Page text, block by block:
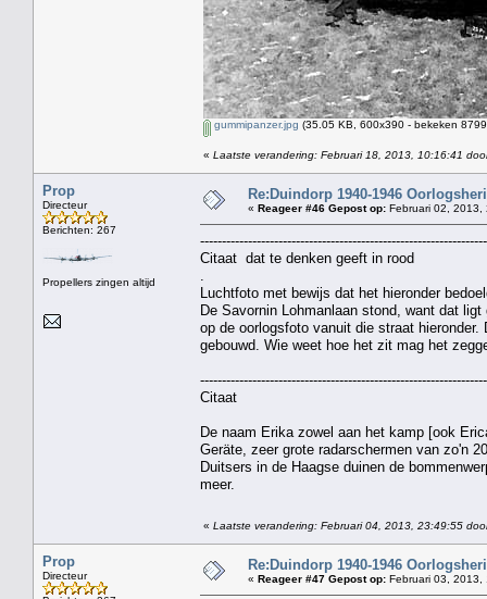
gummipanzer.jpg (35.05 KB, 600x390 - bekeken
« Laatste verandering: Februari 18, 2013, 10:16:41
Prop
Directeur
Berichten: 267
Propellers zingen altijd
Re:Duindorp 1940-1946
« Reageer #46 Gepost op: Februari 02, 2013,
Citaat dat te denken geeft in rood
Luchtfoto met bewijs dat het hieronder
De Savornin Lohmanlaan stond, want dat
op de oorlogsfoto vanuit die straat
gebouwd. Wie weet hoe het zit mag het
Citaat
De naam Erika zowel aan het kamp [ook
Geräte, zeer grote radarschermen van zo'n
Duitsers in de Haagse duinen de
meer.
« Laatste verandering: Februari 04, 2013, 23:49:55
Prop
Directeur
Re:Duindorp 1940-1946
« Reageer #47 Gepost op: Februari 03, 2013,